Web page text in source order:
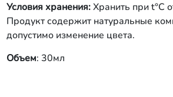
Условия хранения: Хранить при t°C
Продукт содержит натуральные
допустимо изменение цвета.
Объем: 30мл